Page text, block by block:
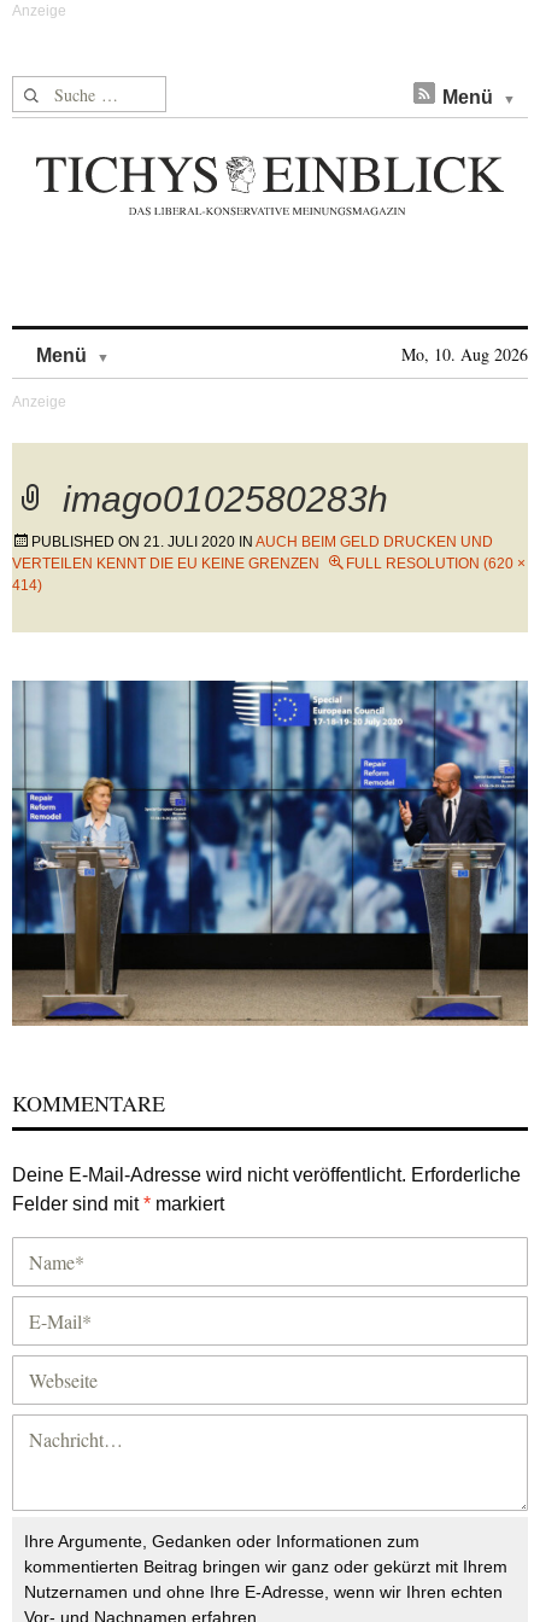
Suche nach: Menü
Menü Mo, 10. Aug 2026
imago0102580283h
PUBLISHED ON 21. JULI 2020 IN AUCH BEIM GELD DRUCKEN UND
VERTEILEN KENNT DIE EU KEINE GRENZEN
FULL RESOLUTION (620 ×
414)
KOMMENTARE
Deine E-Mail-Adresse wird nicht veröffentlicht. Erforderliche
Felder sind mit* markiert
Ihre Argumente, Gedanken oder Informationen zum
kommentierten Beitrag bringen wir ganz oder gekürzt mit Ihrem
Nutzernamen und ohne Ihre E-Adresse, wenn wir Ihren echten
Vor- und Nachnamen erfahren.